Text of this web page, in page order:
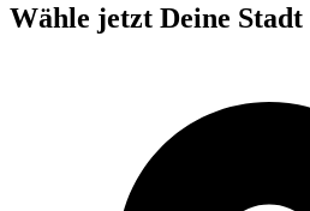
Wähle jetzt Deine Stadt